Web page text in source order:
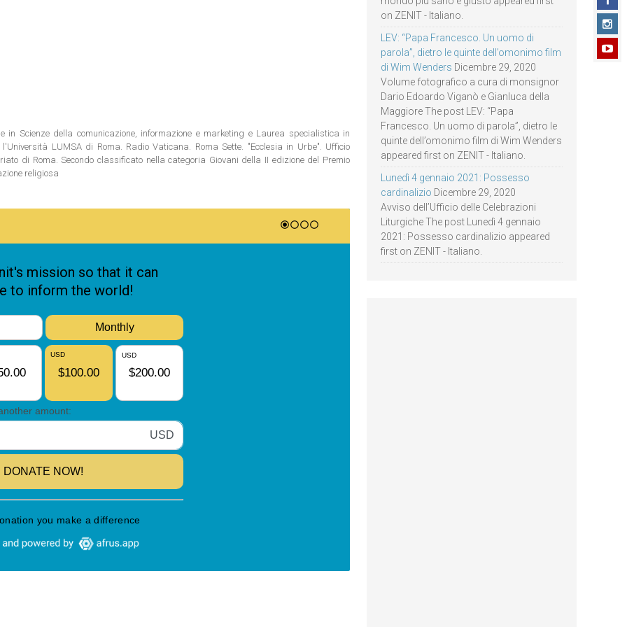
in Scienze della comunicazione, informazione e marketing e Laurea specialistica in
LUMSA di Roma. Radio Vaticana. Roma Sette. "Ecclesia in Urbe". Ufficio
di Roma. Secondo classificato nella categoria Giovani della II edizione del Premio
religiosa
on ZENIT - Italiano.
LEV: “Papa Francesco. Un uomo di
parola”, dietro le quinte dell’omonimo film
di Wim Wenders Dicembre 29, 2020
Volume fotografico a cura di monsignor
Dario Edoardo Viganò e Gianluca della
Maggiore The post LEV: “Papa
Francesco. Un uomo di parola”, dietro le
quinte dell’omonimo film di Wim Wenders
appeared first on ZENIT - Italiano.
Lunedì 4 gennaio 2021: Possesso
cardinalizio Dicembre 29, 2020
Avviso dell’Ufficio delle Celebrazioni
Liturgiche The post Lunedì 4 gennaio
2021: Possesso cardinalizio appeared
first on ZENIT - Italiano.